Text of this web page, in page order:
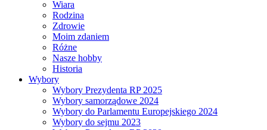
Wiara
Rodzina
Zdrowie
Moim zdaniem
Różne
Nasze hobby
Historia
Wybory
Wybory Prezydenta RP 2025
Wybory samorządowe 2024
Wybory do Parlamentu Europejskiego 2024
Wybory do sejmu 2023